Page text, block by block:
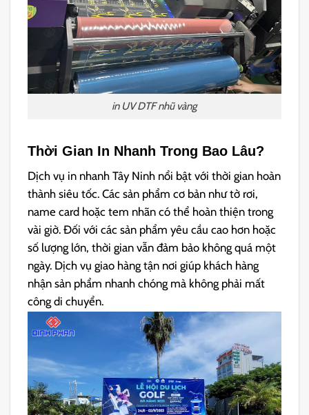
in UV DTF nhũ vàng
Thời Gian In Nhanh Trong Bao Lâu?
Dịch vụ in nhanh Tây Ninh nổi bật với thời gian hoàn
thành siêu tốc. Các sản phẩm cơ bản như tờ rơi,
name card hoặc tem nhãn có thể hoàn thiện trong
vài giờ. Đối với các sản phẩm yêu cầu cao hơn hoặc
số lượng lớn, thời gian vẫn đảm bảo không quá một
ngày. Dịch vụ giao hàng tận nơi giúp khách hàng
nhận sản phẩm nhanh chóng mà không phải mất
công di chuyển.